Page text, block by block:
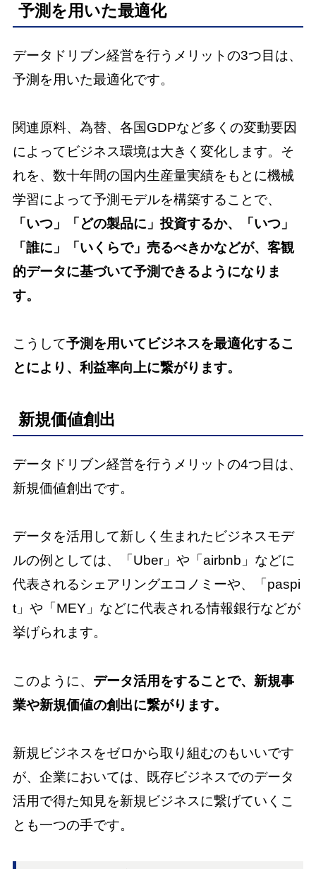
予測を用いた最適化
データドリブン経営を行うメリットの3つ目は、
予測を用いた最適化です。
関連原料、為替、各国GDPなど多くの変動要因
によってビジネス環境は大きく変化します。そ
れを、数十年間の国内生産量実績をもとに機械
学習によって予測モデルを構築することで、
「いつ」「どの製品に」投資するか、「いつ」
「誰に」「いくらで」売るべきかなどが、客観
的データに基づいて予測できるようになりま
す。
こうして予測を用いてビジネスを最適化するこ
とにより、利益率向上に繋がります。
新規価値創出
データドリブン経営を行うメリットの4つ目は、
新規価値創出です。
データを活用して新しく生まれたビジネスモデ
ルの例としては、「Uber」や「airbnb」などに
代表されるシェアリングエコノミーや、「paspi
t」や「MEY」などに代表される情報銀行などが
挙げられます。
このように、 データ活用をすることで、新規事
業や新規価値の創出に繋がります。
新規ビジネスをゼロから取り組むのもいいです
が、企業においては、既存ビジネスでのデータ
活用で得た知見を新規ビジネスに繋げていくこ
とも一つの手です。